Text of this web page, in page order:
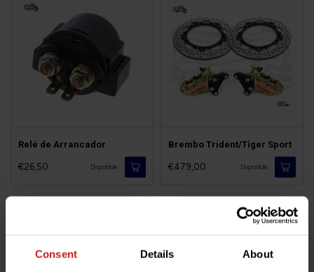
Consent Details About
Relé de Arrancador
€26,50 Disponible
Brembo Trident/Tiger Sport
€479,00 Disponible